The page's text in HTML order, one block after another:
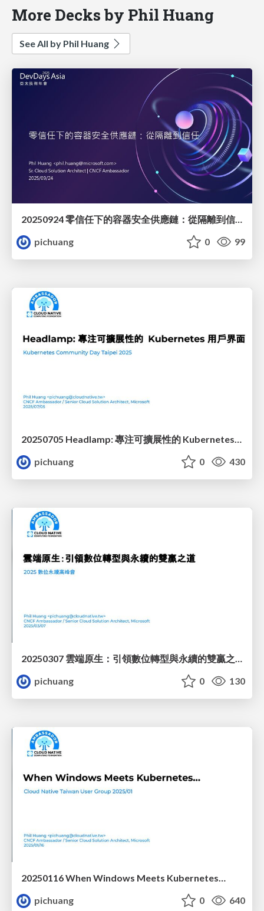
More Decks by Phil Huang
See All by Phil Huang
20250924 零信任下的容器安全供應鏈：從隔離到信任
pichuang
0 99
pichuang
0 430
20250307 雲端原生：引領數位轉型與永續的雙贏之道
pichuang
0 130
20250116 When Windows Meets Kubernetes…
pichuang
0 640